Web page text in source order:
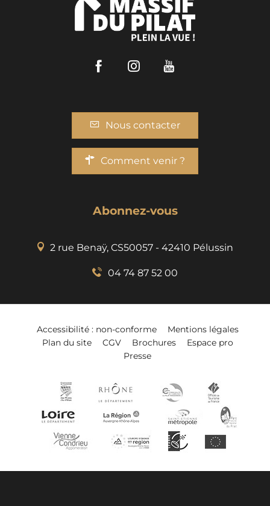
FacebookInstagram
Nous contacter
Comment venir ?
Abonnez-vous
2 rue Benaÿ, CS50057 - 42410 Pélussin
04 74 87 52 00
Accessibilité : non-conforme
Mentions légales
Plan du site
CGV Brochures
Espace pro
Presse